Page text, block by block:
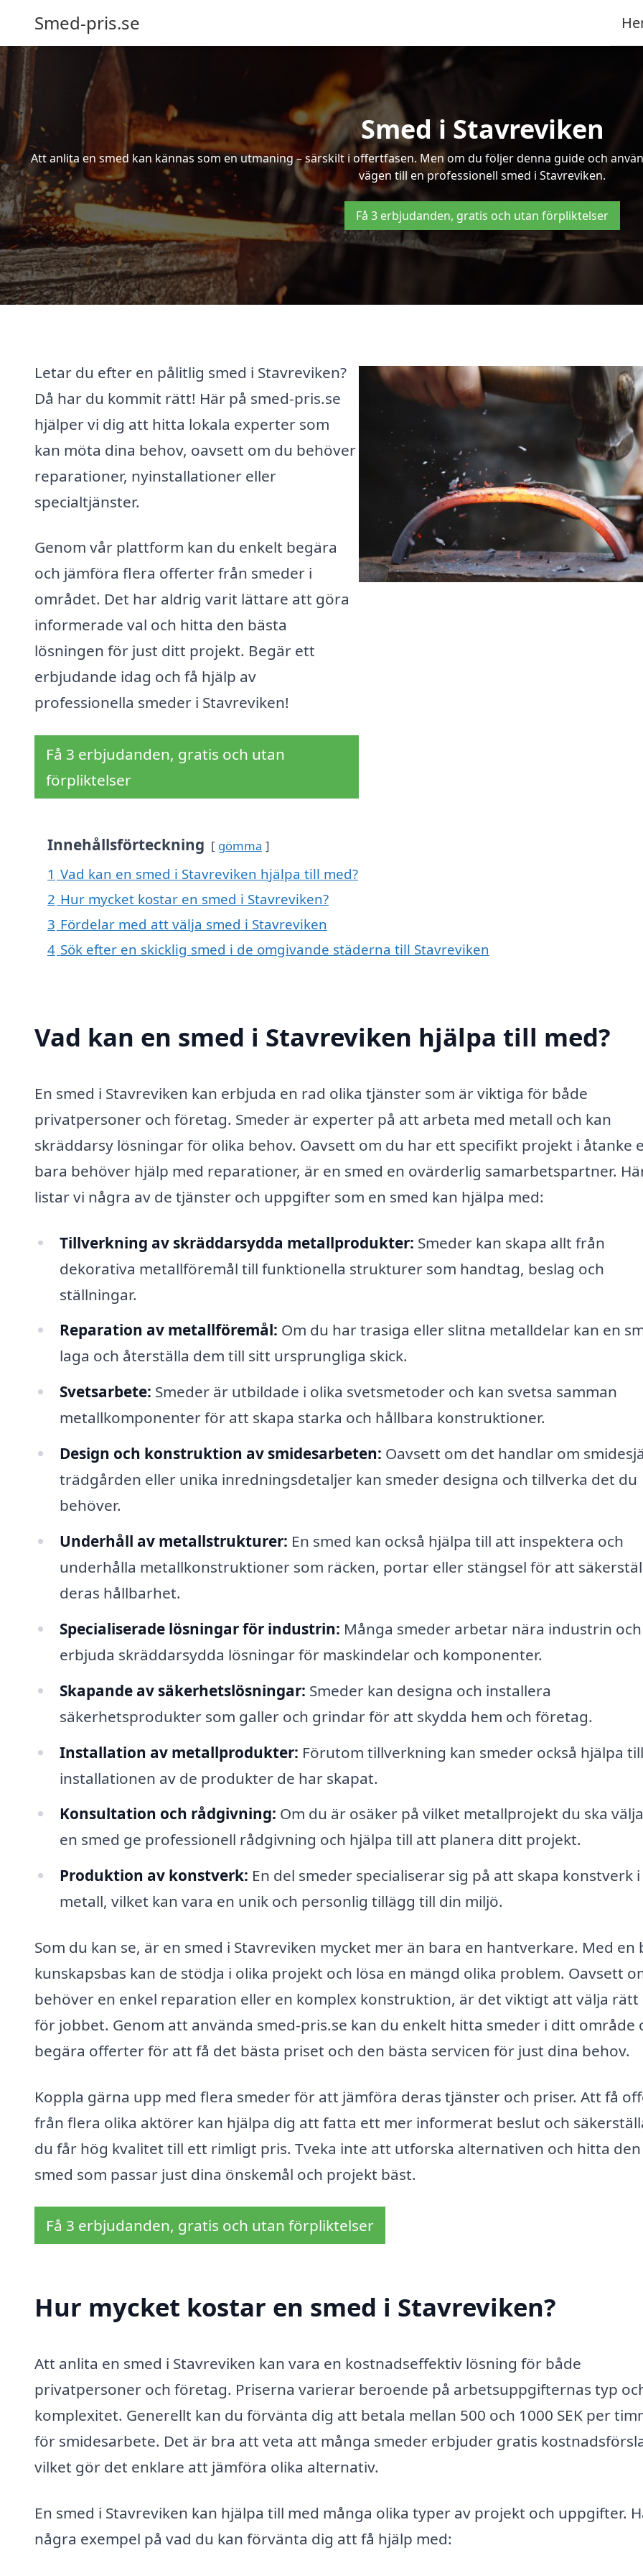
Smed-pris.se
Smed i Stavreviken
Att anlita en smed kan kännas som en utmaning – särskilt i offertfasen. Men om du följer denna guide och
vägen till en professionell smed i Stavreviken.
Få 3 erbjudanden, gratis och utan förpliktelser
Letar du efter en pålitlig smed i Stavreviken?
Då har du kommit rätt! Här på smed-pris.se
hjälper vi dig att hitta lokala experter som
kan möta dina behov, oavsett om du behöver
reparationer, nyinstallationer eller
specialtjänster.
Genom vår plattform kan du enkelt begära
och jämföra flera offerter från smeder i
området. Det har aldrig varit lättare att göra
informerade val och hitta den bästa
lösningen för just ditt projekt. Begär ett
erbjudande idag och få hjälp av
professionella smeder i Stavreviken!
Få 3 erbjudanden, gratis och utan
förpliktelser
Innehållsförteckning gömma
1 Vad kan en smed i Stavreviken hjälpa till med?
2 Hur mycket kostar en smed i Stavreviken?
3 Fördelar med att välja smed i Stavreviken
4 Sök efter en skicklig smed i de omgivande städerna till Stavreviken
Vad kan en smed i Stavreviken hjälpa till med?
En smed i Stavreviken kan erbjuda en rad olika tjänster som är viktiga för både
privatpersoner och företag. Smeder är experter på att arbeta med metall och kan
skräddarsy lösningar för olika behov. Oavsett om du har ett specifikt projekt i åtanke
bara behöver hjälp med reparationer, är en smed en ovärderlig samarbetspartner.
listar vi några av de tjänster och uppgifter som en smed kan hjälpa med:
Tillverkning av skräddarsydda metallprodukter: Smeder kan skapa allt från
dekorativa metallföremål till funktionella strukturer som handtag, beslag och
ställningar.
Reparation av metallföremål: Om du har trasiga eller slitna metalldelar kan en
laga och återställa dem till sitt ursprungliga skick.
Svetsarbete: Smeder är utbildade i olika svetsmetoder och kan svetsa samman
metallkomponenter för att skapa starka och hållbara konstruktioner.
Design och konstruktion av smidesarbeten: Oavsett om det handlar om
trädgården eller unika inredningsdetaljer kan smeder designa och tillverka det du
behöver.
Underhåll av metallstrukturer: En smed kan också hjälpa till att inspektera och
underhålla metallkonstruktioner som räcken, portar eller stängsel för att
deras hållbarhet.
Specialiserade lösningar för industrin: Många smeder arbetar nära industrin
erbjuda skräddarsydda lösningar för maskindelar och komponenter.
Skapande av säkerhetslösningar: Smeder kan designa och installera
säkerhetsprodukter som galler och grindar för att skydda hem och företag.
Installation av metallprodukter: Förutom tillverkning kan smeder också hjälpa
installationen av de produkter de har skapat.
Konsultation och rådgivning: Om du är osäker på vilket metallprojekt du ska
en smed ge professionell rådgivning och hjälpa till att planera ditt projekt.
Produktion av konstverk: En del smeder specialiserar sig på att skapa konstverk i
metall, vilket kan vara en unik och personlig tillägg till din miljö.
Som du kan se, är en smed i Stavreviken mycket mer än bara en hantverkare. Med en
kunskapsbas kan de stödja i olika projekt och lösa en mängd olika problem. Oavsett
behöver en enkel reparation eller en komplex konstruktion, är det viktigt att välja rätt
för jobbet. Genom att använda smed-pris.se kan du enkelt hitta smeder i ditt område
begära offerter för att få det bästa priset och den bästa servicen för just dina behov.
Koppla gärna upp med flera smeder för att jämföra deras tjänster och priser. Att få
från flera olika aktörer kan hjälpa dig att fatta ett mer informerat beslut och
du får hög kvalitet till ett rimligt pris. Tveka inte att utforska alternativen och hitta den
smed som passar just dina önskemål och projekt bäst.
Få 3 erbjudanden, gratis och utan förpliktelser
Hur mycket kostar en smed i Stavreviken?
Att anlita en smed i Stavreviken kan vara en kostnadseffektiv lösning för både
privatpersoner och företag. Priserna varierar beroende på arbetsuppgifternas typ
komplexitet. Generellt kan du förvänta dig att betala mellan 500 och 1000 SEK per
för smidesarbete. Det är bra att veta att många smeder erbjuder gratis
vilket gör det enklare att jämföra olika alternativ.
En smed i Stavreviken kan hjälpa till med många olika typer av projekt och uppgifter.
några exempel på vad du kan förvänta dig att få hjälp med: